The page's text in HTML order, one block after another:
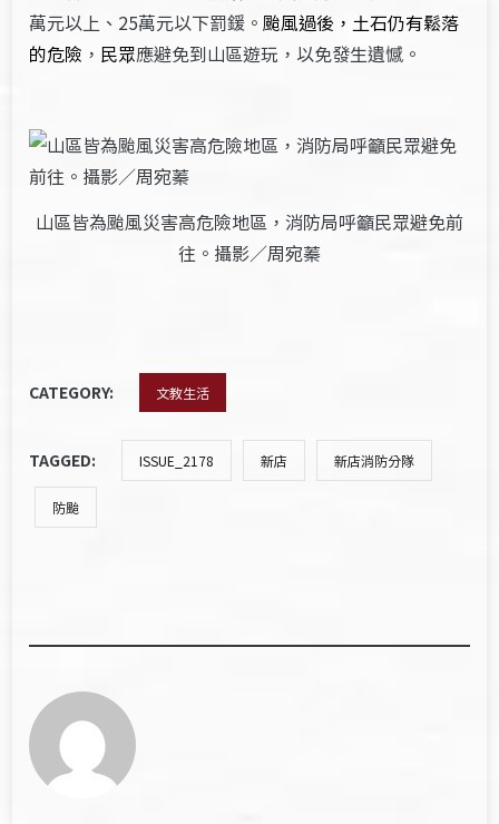
萬元以上、25萬元以下罰鍰。颱風過後，土石仍有鬆落
的危險 ， 民眾應避免到山區遊玩，以免發生遺憾。
山區皆為颱風災害高危險地區，消防局呼籲民眾避免前
往。攝影／周宛蓁
CATEGORY: 文教生活
TAGGED: ISSUE_2178 新店 新店消防分隊
防颱